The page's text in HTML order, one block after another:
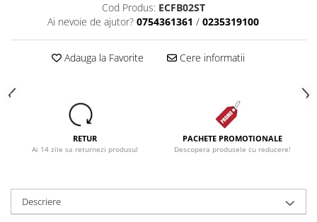
Cod Produs: ECFB02ST
Ai nevoie de ajutor? 0754361361 / 0235319100
Adauga la Favorite Cere informatii
RETUR
Ai 14 zile sa returnezi produsul
PACHETE PROMOTIONALE
Descopera produsele cu reducere!
Descriere